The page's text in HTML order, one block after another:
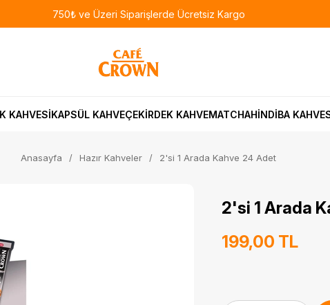
750₺ ve Üzeri Siparişlerde Ücretsiz Kargo
KAHVESİKAPSÜL KAHVEÇEKİRDEK KAHVEMATCHAHİNDİBA
Anasayfa Hazır Kahveler 2'si 1 Arada Kahve 24 Adet
2'si 1 Arada
199,00 TL